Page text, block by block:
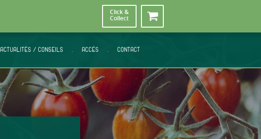
Click &
Collect
ACTUALITÉS / CONSEILS . ACCÈS . CONTACT